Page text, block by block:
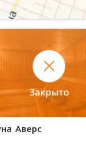
Аверс